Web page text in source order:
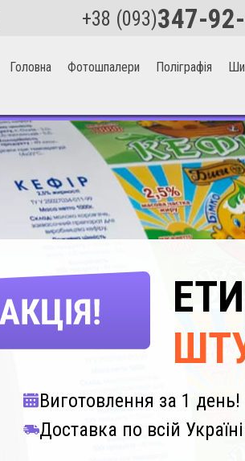
+38 (093)347-
Головна Фотошпалери Поліграфія
Виготовлення за 1 день!
Доставка по всій